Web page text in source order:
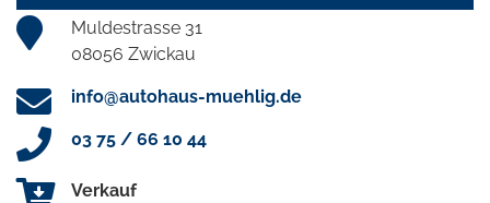
Muldestrasse 31
08056 Zwickau
info@autohaus-muehlig.de
03 75 / 66 10 44
Verkauf